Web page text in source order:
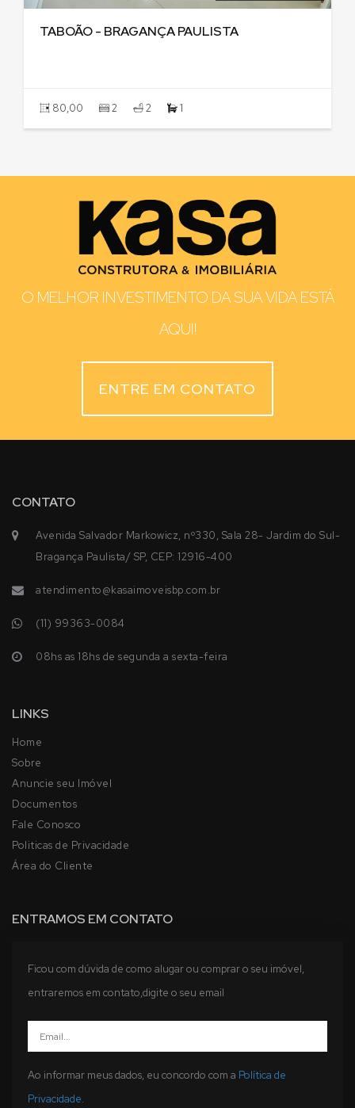
TABOÃO - BRAGANÇA PAULISTA
80,00 2 2 1
O MELHOR INVESTIMENTO DA SUA VIDA ESTÁ
AQUI!
ENTRE EM CONTATO
CONTATO
Avenida Salvador Markowicz, nº330, Sala 28- Jardim do Sul-
Bragança Paulista/ SP, CEP: 12916-400
atendimento@kasaimoveisbp.com.br
(11) 99363-0084
08hs as 18hs de segunda a sexta-feira
LINKS
Home
Sobre
Anuncie seu Imóvel
Documentos
Fale Conosco
Politicas de Privacidade
Área do Cliente
ENTRAMOS EM CONTATO
Ficou com dúvida de como alugar ou comprar o seu imóvel,
entraremos em contato,digite o seu email
Ao informar meus dados, eu concordo com a Política de
Privacidade.